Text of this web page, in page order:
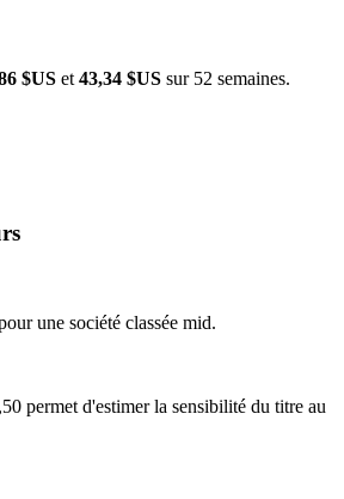
$US et 43,34 $US sur 52 semaines.
une société classée mid.
permet d'estimer la sensibilité du titre au